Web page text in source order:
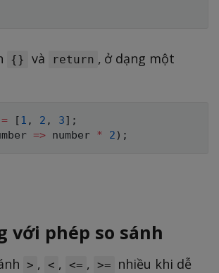
{} và return , ở dạng một
= [ 1 , 2 , 3] ;
=> number * 2 ) ;
với phép so sánh
> , < , <= , >=
nhiều khi dễ